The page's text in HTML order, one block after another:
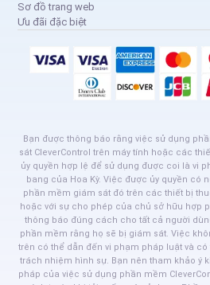
Sơ đồ trang web
Ưu đãi đặc biệt
Bạn được thông báo rằng việc sử dụng
sát CleverControl trên máy tính hoặc các
ủy quyền hợp lệ để sử dụng được coi là vi
bang của Hoa Kỳ. Việc được ủy quyền có
phần mềm giám sát đó trên các thiết bị
hoặc với sự cho phép của chủ sở hữu hợp
thông báo đúng cách cho tất cả người
phần mềm rằng họ sẽ bị giám sát. Việc
trên có thể dẫn đến vi phạm pháp luật và
trách nhiệm hình sự. Bạn nên tham khảo ý
pháp của việc sử dụng phần mềm